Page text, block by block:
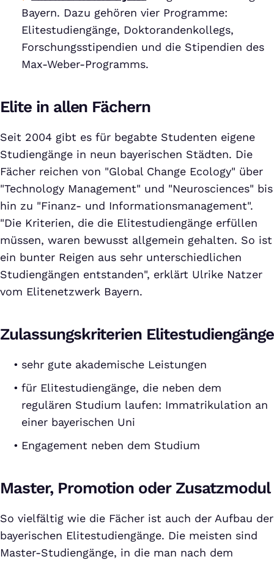
Bayern. Dazu gehören vier Programme:
Elitestudiengänge, Doktorandenkollegs,
Forschungsstipendien und die Stipendien des
Max-Weber-Programms.
Elite in allen Fächern
Seit 2004 gibt es für begabte Studenten eigene
Studiengänge in neun bayerischen Städten. Die
Fächer reichen von "Global Change Ecology" über
"Technology Management" und "Neurosciences" bis
hin zu "Finanz- und Informationsmanagement".
"Die Kriterien, die die Elitestudiengänge erfüllen
müssen, waren bewusst allgemein gehalten. So ist
ein bunter Reigen aus sehr unterschiedlichen
Studiengängen entstanden", erklärt Ulrike Natzer
vom Elitenetzwerk Bayern.
Zulassungskriterien Elitestudiengänge
sehr gute akademische Leistungen
für Elitestudiengänge, die neben dem
regulären Studium laufen: Immatrikulation an
einer bayerischen Uni
Engagement neben dem Studium
Master, Promotion oder Zusatzmodul
So vielfältig wie die Fächer ist auch der Aufbau der
bayerischen Elitestudiengänge. Die meisten sind
Master-Studiengänge, in die man nach dem